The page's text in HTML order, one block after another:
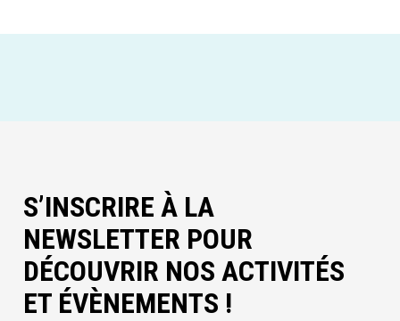
S’INSCRIRE À LA
NEWSLETTER POUR
DÉCOUVRIR NOS ACTIVITÉS
ET ÉVÈNEMENTS !